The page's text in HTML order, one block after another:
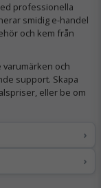
professionella
smidig e-handel
och kem från
och
support. Skapa
eller be om
›
›